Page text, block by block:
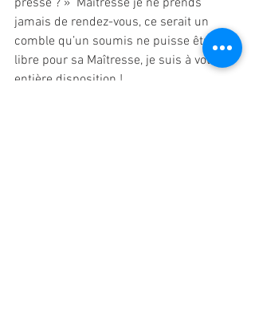
pressé ? »  Maîtresse je ne prends
jamais de rendez-vous, ce serait un
comble qu’un soumis ne puisse être
libre pour sa Maîtresse, je suis à votre
entière disposition !